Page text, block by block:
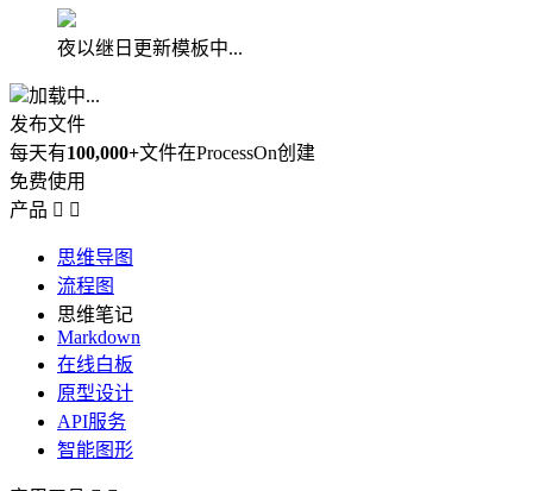
夜以继日更新模板中...
加载中...
发布文件
每天有100,000+文件在ProcessOn创建
免费使用
产品  
思维导图
流程图
思维笔记
Markdown
在线白板
原型设计
API服务
智能图形